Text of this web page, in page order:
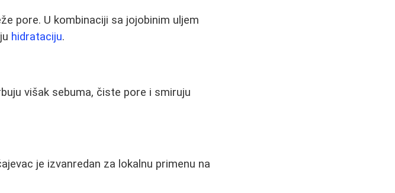
pore. U kombinaciji sa jojobinim uljem
hidrataciju.
višak sebuma, čiste pore i smiruju
je izvanredan za lokalnu primenu na